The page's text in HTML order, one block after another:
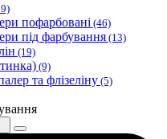
пофарбовані (46)
під фарбування(13)
(19)
(9)
та флізеліну (5)